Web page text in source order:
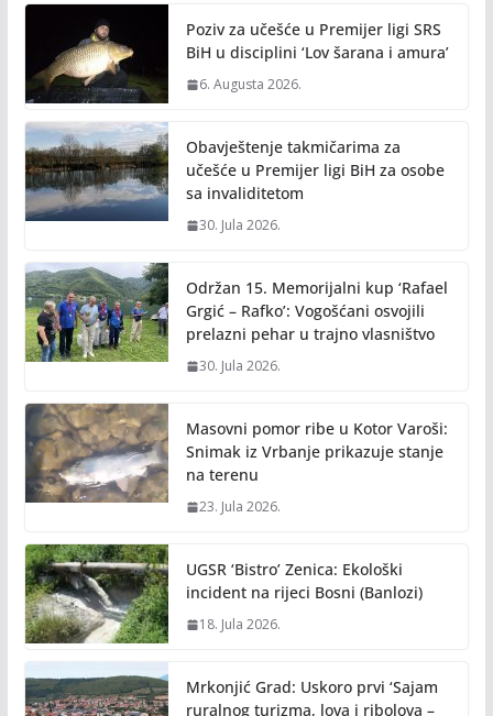
o
k
n
k
Poziv za učešće u Premijer ligi SRS
BiH u disciplini ‘Lov šarana i amura’
6. Augusta 2026.
Obavještenje takmičarima za
učešće u Premijer ligi BiH za osobe
sa invaliditetom
30. Jula 2026.
Održan 15. Memorijalni kup ‘Rafael
Grgić – Rafko’: Vogošćani osvojili
prelazni pehar u trajno vlasništvo
30. Jula 2026.
Masovni pomor ribe u Kotor Varoši:
Snimak iz Vrbanje prikazuje stanje
na terenu
23. Jula 2026.
UGSR ‘Bistro’ Zenica: Ekološki
incident na rijeci Bosni (Banlozi)
18. Jula 2026.
Mrkonjić Grad: Uskoro prvi ‘Sajam
ruralnog turizma, lova i ribolova –